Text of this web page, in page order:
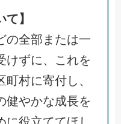
て】
の全部または一
けずに、これを
村に寄付し、
健やかな成長を